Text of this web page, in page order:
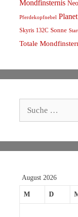
Mondfinsternis
Pferdekopfnebel Planet
Skyris 132C Sonne
Totale
August 2026
M D